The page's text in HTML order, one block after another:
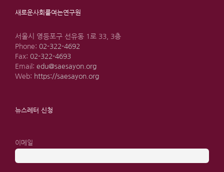
새로운사회를여는연구원
서울시 영등포구 선유동 1로 33, 3층
Phone: 02-322-4692
Fax: 02-322-4693
Email: edu@saesayon.org
Web: https://saesayon.org
뉴스레터 신청
이메일